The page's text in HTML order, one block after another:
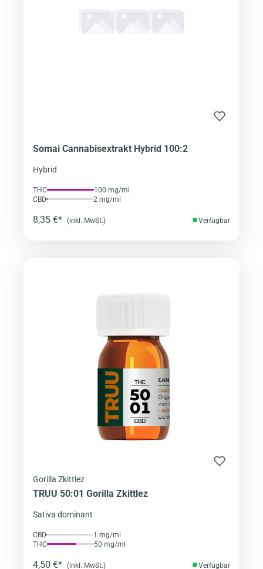
Somai Cannabisextrakt Hybrid 100:2
Hybrid
THC
100 mg/ml
CBD
2 mg/ml
8,35 €* (inkl. MwSt.) Verfügbar
Gorilla Zkittlez
TRUU 50:01 Gorilla Zkittlez
Sativa dominant
CBD
1 mg/ml
THC
50 mg/ml
4,50 €* (inkl. MwSt.) Verfügbar